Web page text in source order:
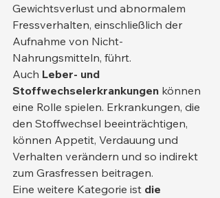
Gewichtsverlust und abnormalem
Fressverhalten, einschließlich der
Aufnahme von Nicht-
Nahrungsmitteln, führt.
Auch Leber- und
Stoffwechselerkrankungen können
eine Rolle spielen. Erkrankungen, die
den Stoffwechsel beeinträchtigen,
können Appetit, Verdauung und
Verhalten verändern und so indirekt
zum Grasfressen beitragen.
Eine weitere Kategorie ist die